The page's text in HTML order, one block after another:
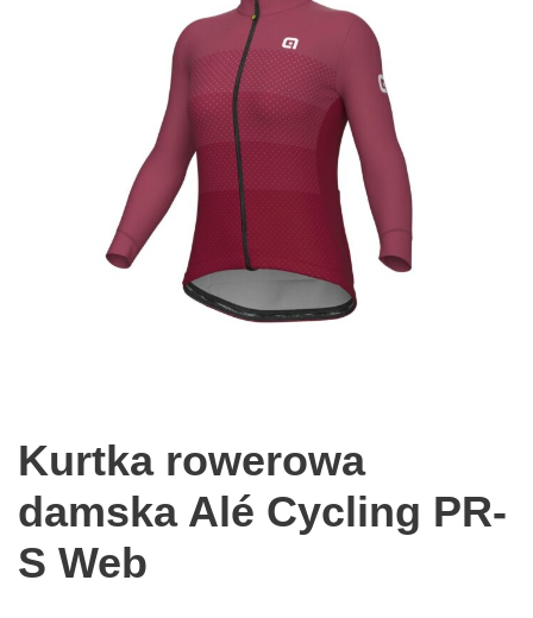
Kurtka rowerowa
damska Alé Cycling PR-
S Web